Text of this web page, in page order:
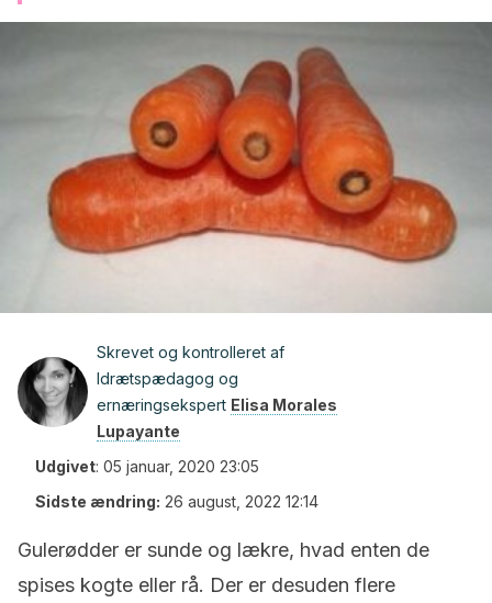
Skrevet og kontrolleret af
Idrætspædagog og
ernæringsekspert Elisa Morales
Lupayante
Udgivet: 05 januar, 2020 23:05
Sidste ændring: 26 august, 2022 12:14
Gulerødder er sunde og lækre, hvad enten de
spises kogte eller rå. Der er desuden flere